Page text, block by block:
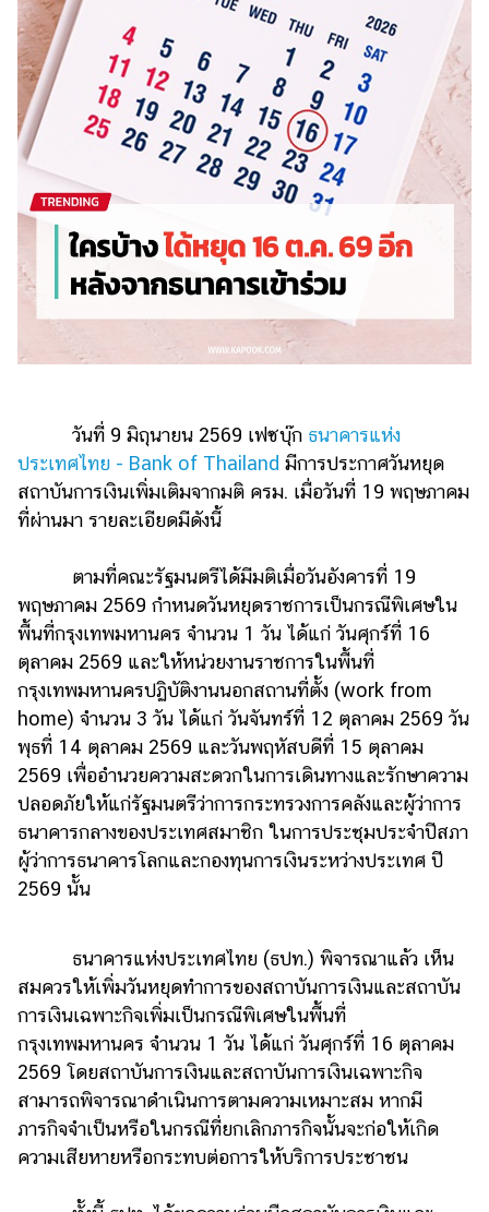
ท่อง
เที่ยว
สูตร
อาหาร
ง่ายๆ
ช้อป
ปิ้ง
ราคา
ทอง
น้ำมัน
วา
ไร
ตี้
แต่งงาน
แม่
และ
เด็ก
สัตว์
เลี้ยง
บริการ
แอปฯ
กระปุก
คอร์ส
ออนไลน์
เรียน
วันที่ 9 มิถุนายน 2569 เฟซบุ๊ก ธนาคารแห่ง
ประเทศไทย - Bank of Thailand มีการประกาศวันหยุด
สถาบันการเงินเพิ่มเติมจากมติ ครม. เมื่อวันที่ 19 พฤษภาคม
ที่ผ่านมา รายละเอียดมีดังนี้
ตามที่คณะรัฐมนตรีได้มีมติเมื่อวันอังคารที่ 19
พฤษภาคม 2569 กำหนดวันหยุดราชการเป็นกรณีพิเศษใน
พื้นที่กรุงเทพมหานคร จำนวน 1 วัน ได้แก่ วันศุกร์ที่ 16
ตุลาคม 2569 และให้หน่วยงานราชการในพื้นที่
กรุงเทพมหานครปฏิบัติงานนอกสถานที่ตั้ง (work from
home) จำนวน 3 วัน ได้แก่ วันจันทร์ที่ 12 ตุลาคม 2569 วัน
พุธที่ 14 ตุลาคม 2569 และวันพฤหัสบดีที่ 15 ตุลาคม
2569 เพื่ออำนวยความสะดวกในการเดินทางและรักษาความ
ปลอดภัยให้แก่รัฐมนตรีว่าการกระทรวงการคลังและผู้ว่าการ
ธนาคารกลางของประเทศสมาชิก ในการประชุมประจำปีสภา
ผู้ว่าการธนาคารโลกและกองทุนการเงินระหว่างประเทศ ปี
2569 นั้น
ธนาคารแห่งประเทศไทย (ธปท.) พิจารณาแล้ว เห็น
สมควรให้เพิ่มวันหยุดทำการของสถาบันการเงินและสถาบัน
การเงินเฉพาะกิจเพิ่มเป็นกรณีพิเศษในพื้นที่
กรุงเทพมหานคร จำนวน 1 วัน ได้แก่ วันศุกร์ที่ 16 ตุลาคม
2569 โดยสถาบันการเงินและสถาบันการเงินเฉพาะกิจ
สามารถพิจารณาดำเนินการตามความเหมาะสม หากมี
ภารกิจจำเป็นหรือในกรณีที่ยกเลิกภารกิจนั้นจะก่อให้เกิด
ความเสียหายหรือกระทบต่อการให้บริการประชาชน